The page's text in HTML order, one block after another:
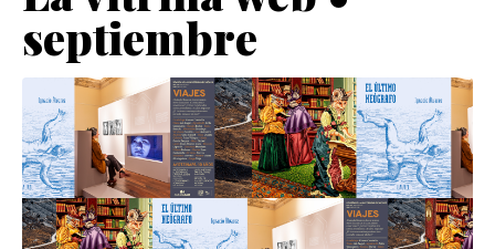
septiembre